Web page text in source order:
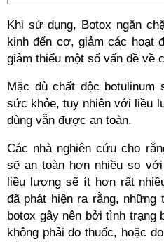
Khi sử dụng, Botox ngăn
kinh đến cơ, giảm các hoạt
giảm thiểu một số vấn đề về
Mặc dù chất độc
sức khỏe, tuy nhiên với liều
dùng vẫn được an toàn.
Các nhà nghiên cứu cho
sẽ an toàn hơn nhiều so
liều lượng sẽ ít hơn rất
đã phát hiện ra rằng, những
botox gây nên bởi tình trạng
không phải do thuốc, hoặc